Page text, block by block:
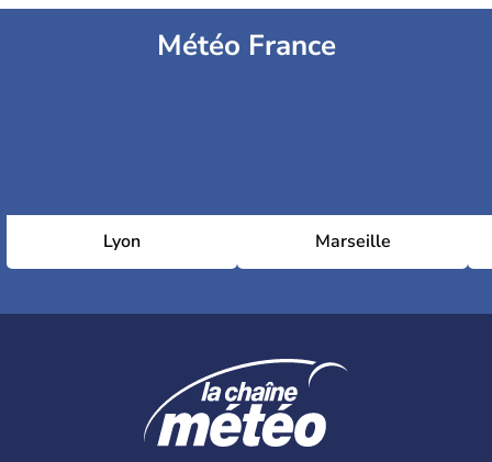
Météo France
Lyon Marseille